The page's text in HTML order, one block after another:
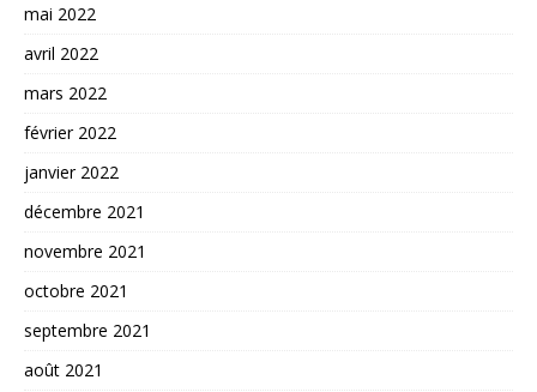
mai 2022
avril 2022
mars 2022
février 2022
janvier 2022
décembre 2021
novembre 2021
octobre 2021
septembre 2021
août 2021